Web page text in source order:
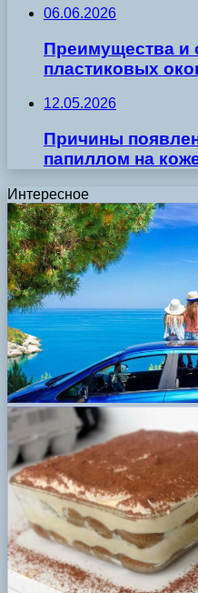
06.06.2026
Преимущества и
пластиковых
12.05.2026
Причины
папиллом на
Интересное